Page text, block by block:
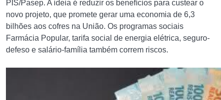
PIS/Pasep. A ideia é reduzir os benefícios para custear o
novo projeto, que promete gerar uma economia de 6,3
bilhões aos cofres na União. Os programas sociais
Farmácia Popular, tarifa social de energia elétrica, seguro-
defeso e salário-família também correm riscos.